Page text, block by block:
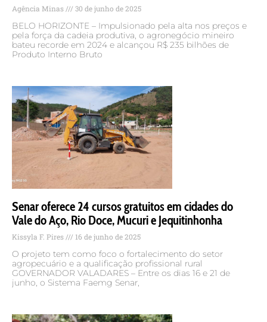
Agência Minas 30 de junho de 2025
BELO HORIZONTE – Impulsionado pela alta nos preços e
pela força da cadeia produtiva, o agronegócio mineiro
bateu recorde em 2024 e alcançou R$ 235 bilhões de
Produto Interno Bruto
Senar oferece 24 cursos gratuitos em cidades do
Vale do Aço, Rio Doce, Mucuri e Jequitinhonha
Kissyla F. Pires 16 de junho de 2025
O projeto tem como foco o fortalecimento do setor
agropecuário e a qualificação profissional rural
GOVERNADOR VALADARES – Entre os dias 16 e 21 de
junho, o Sistema Faemg Senar,